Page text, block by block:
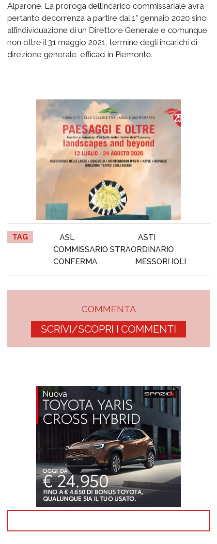
Alparone. La proroga dell’incarico commissariale avrà
pertanto decorrenza a partire dal 1° gennaio 2020 sino
all’individuazione di un Direttore Generale e comunque
non oltre il 31 maggio 2021, termine degli incarichi di
direzione generale efficaci in Piemonte.
TAG ASL
ASTI
COMMISSARIO STRAORDINARIO
CONFERMA
MESSORI IOLI
COMMENTA
SCRIVI/SCOPRI I COMMENTI